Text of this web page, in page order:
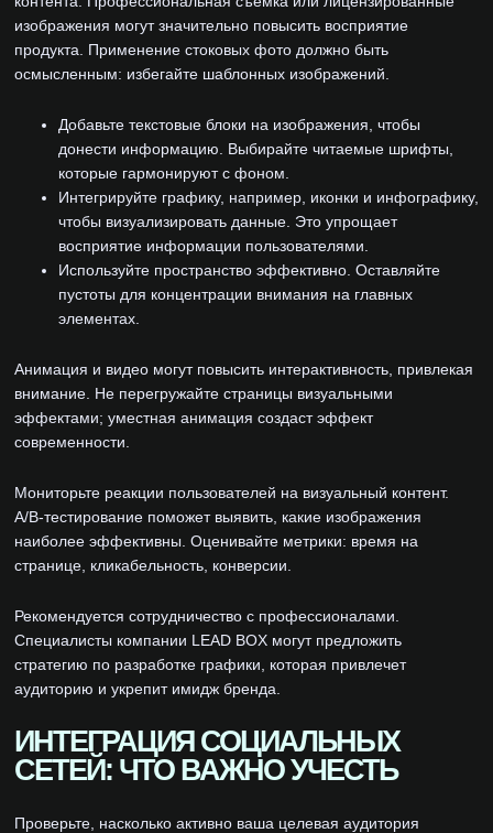
изображения могут значительно повысить восприятие
продукта. Применение стоковых фото должно быть
осмысленным: избегайте шаблонных изображений.
Добавьте текстовые блоки на изображения, чтобы
донести информацию. Выбирайте читаемые шрифты,
которые гармонируют с фоном.
Интегрируйте графику, например, иконки и инфографику,
чтобы визуализировать данные. Это упрощает
восприятие информации пользователями.
Используйте пространство эффективно. Оставляйте
пустоты для концентрации внимания на главных
элементах.
Анимация и видео могут повысить интерактивность, привлекая
внимание. Не перегружайте страницы визуальными
эффектами; уместная анимация создаст эффект
современности.
Мониторьте реакции пользователей на визуальный контент.
А/B-тестирование поможет выявить, какие изображения
наиболее эффективны. Оценивайте метрики: время на
странице, кликабельность, конверсии.
Рекомендуется сотрудничество с профессионалами.
Специалисты компании LEAD BOX могут предложить
стратегию по разработке графики, которая привлечет
аудиторию и укрепит имидж бренда.
ИНТЕГРАЦИЯ СОЦИАЛЬНЫХ
СЕТЕЙ: ЧТО ВАЖНО УЧЕСТЬ
Проверьте, насколько активно ваша целевая аудитория